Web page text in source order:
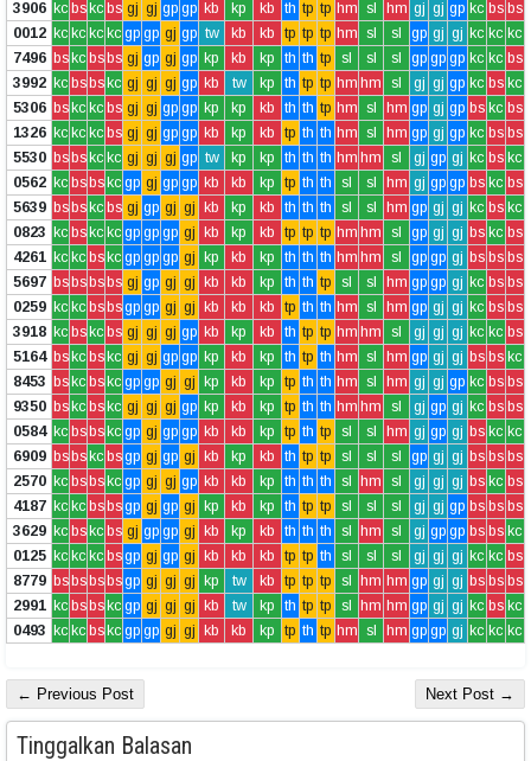
3906 kc bskc bs gj gj gp gp kb kp kb th tp tp hm sl hm gj gj gp kc bs bs
0012 kc kc kc kc gp gp gj gp tw kb kb tp tp tp hm sl sl gp gj gj kc kc kc
7496 bskc bsbs gj gp gj gp kp kb kp th th tp sl sl sl gp gp gp kc kc bs
3992 kc bsbskc gj gj gj gp kb tw kp th tp tp hm hm sl gj gj gp kc bs kc
5306 bskc kc bs gj gj gp gp kp kp kb th th tp hm sl hm gp gj gp bs kc bs
1326 kc kc kc bs gj gj gp gp kb kp kb tp th th hm sl hm gp gj gp kc bs bs
5530 bsbskc kc gj gj gj gp tw kp kp th th th hm hm sl gj gp gj kc bs kc
0562 kc bsbskc gp gj gp gp kb kb kp tp th th sl sl hm gj gp gp bs kc bs
5639 bsbskc bs gj gp gj gj kb kp kb th th th sl sl hm gp gj gj kc bs kc
0823 kc bskc kc gp gp gp gj kb kp kb tp tp tp hm hm sl gp gj gj bs kc bs
4261 kc kc bskc gp gp gp gj kp kb kp th th th hm hm sl gp gp gj bs bs bs
5697 bsbsbsbs gj gp gj gj kb kb kp th th tp sl sl hm gp gp gj kc bs bs
0259 kc kc bsbsgp gp gj gj kb kb kb tp th th hm sl hm gp gj gj kc bs bs
3918 kc bskc bs gj gj gj gp kb kp kb th tp tp hm hm sl gj gj gj kc kc bs
5164 bskc bskc gj gj gp gp kp kb kp th tp th hm sl hm gp gj gj bs bs kc
8453 bskc bskc gp gp gj gj kp kb kp tp th th hm sl hm gj gj gp kc bs bs
9350 bskc bskc gj gj gj gp kp kb kp tp th th hm hm sl gj gp gj kc bs bs
0584 kc bsbskc gp gj gp gp kb kb kp tp th tp sl sl hm gj gp gj bs kc kc
6909 bsbskc bsgp gj gp gj kb kp kb th tp tp sl sl sl gp gj gj bs bs bs
2570 kc bsbskc gp gj gj gp kb kb kp th th th sl hm sl gj gj gj bs kc bs
4187 kc kc bsbsgp gj gp gj kp kb kp th tp tp sl sl sl gj gj gp bs bs bs
3629 kc bskc bs gj gp gp gj kb kp kb th th th sl hm sl gj gp gp bs bs kc
0125 kc kc kc bsgp gj gp gj kb kb kb tp tp th sl sl sl gj gj gj kc kc bs
8779 bsbsbsbsgp gj gj gj kp tw kb tp tp tp sl hm hm gp gj gj bs bs bs
2991 kc bsbskc gp gj gj gj kb tw kp th tp tp sl hm hm gp gj gj kc bs kc
0493 kc kc bskc gp gp gj gj kb kb kp tp th tp hm sl hm gp gp gj kc kc kc
← Previous Post Next Post →
Tinggalkan Balasan